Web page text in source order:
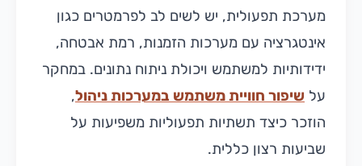
מערכת תפעולית, יש לשים לב לפרמטרים כגון
אינטגרציה עם מערכות הזמנות, רמת אבטחה,
ידידותיות למשתמש ויכולת ניתוח נתונים. במחקר
על שיפור חוויית משתמש במערכות ניהול,
הוזכר כיצד תשתיות תפעוליות משפיעות על
שביעות רצון כללית.